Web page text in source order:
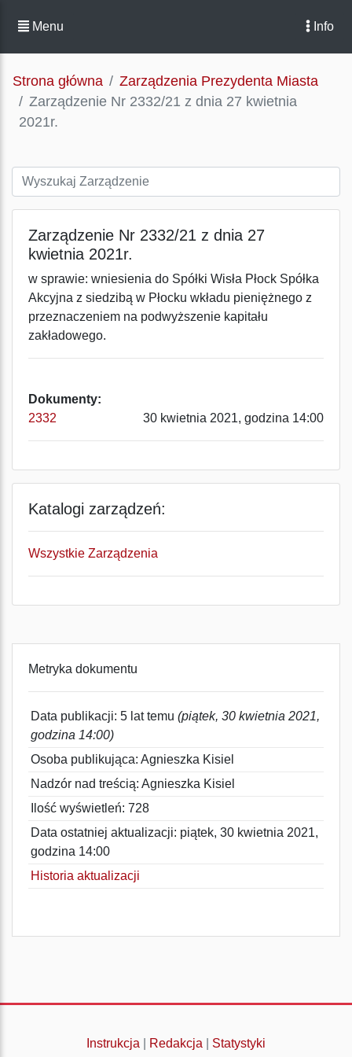
Menu Info
Strona główna
Zarządzenia Prezydenta Miasta
Zarządzenie Nr 2332/21 z dnia 27 kwietnia
2021r.
Zarządzenie Nr 2332/21 z dnia 27
kwietnia 2021r.
w sprawie: wniesienia do Spółki Wisła Płock Spółka
Akcyjna z siedzibą w Płocku wkładu pieniężnego z
przeznaczeniem na podwyższenie kapitału
zakładowego.
Dokumenty:
2332
30 kwietnia 2021, godzina 14:00
Katalogi zarządzeń:
Wszystkie Zarządzenia
Metryka dokumentu
Data publikacji: 5 lat temu (piątek, 30 kwietnia 2021,
godzina 14:00)
Osoba publikująca: Agnieszka Kisiel
Nadzór nad treścią: Agnieszka Kisiel
Ilość wyświetleń: 728
Data ostatniej aktualizacji: piątek, 30 kwietnia 2021,
godzina 14:00
Historia aktualizacji
Instrukcja Redakcja
Statystyki